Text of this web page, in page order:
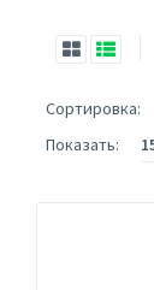
Сортировка:
Показать: